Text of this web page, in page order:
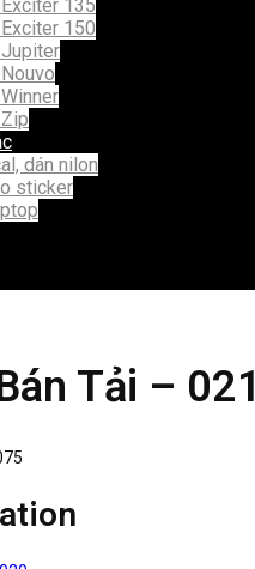
135
150
dán nilon
sticker
Tải – 021